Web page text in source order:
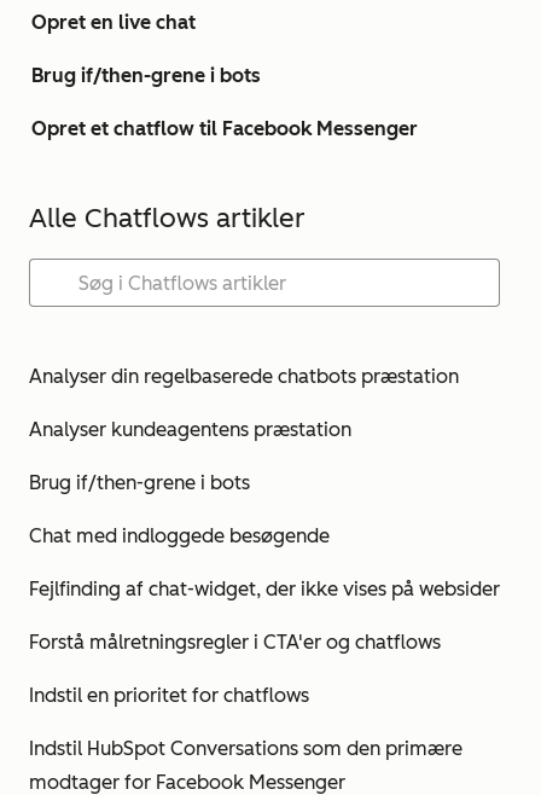
Opret en live chat
Brug if/then-grene i bots
Opret et chatflow til Facebook Messenger
Alle Chatflows artikler
Analyser din regelbaserede chatbots præstation
Analyser kundeagentens præstation
Brug if/then-grene i bots
Chat med indloggede besøgende
Fejlfinding af chat-widget, der ikke vises på websider
Forstå målretningsregler i CTA'er og chatflows
Indstil en prioritet for chatflows
Indstil HubSpot Conversations som den primære
modtager for Facebook Messenger